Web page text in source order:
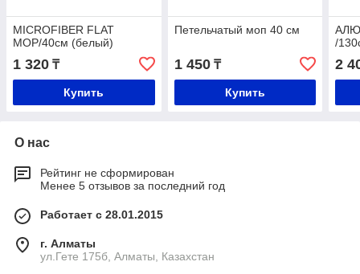
MICROFIBER FLAT
MOP/40см (белый)
1 320 ₸
Купить
Петельчатый моп 40 см
1 450₸
Купить
/
2
О нас
Рейтинг не сформирован
Менее 5 отзывов за последний год
Работает с 28.01.2015
г. Алматы
ул.Гете 175б, Алматы, Казахстан